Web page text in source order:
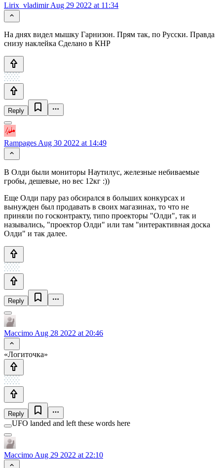
Lirix_vladimirAug 29 2022 at 11:34
На днях видел мышку Гарнизон. Прям так, по Русски. Правда
снизу наклейка Сделано в КНР
Reply
Rampages Aug 30 2022 at 14:49
В Олди были мониторы Наутилус, железные небиваемые
гробы, дешевые, но вес 12кг :))
Еще Олди пару раз обсирался в больших конкурсах и
вынужден был продавать в своих магазинах, то что не
приняли по госконтракту, типо проекторы "Олди", так и
назывались, "проектор Олди" или там "интерактивная доска
Олди" и так далее.
Reply
Maccimo Aug 28 2022 at 20:46
«Логиточка»
Reply
UFO landed and left these words here
Maccimo Aug 29 2022 at 22:10